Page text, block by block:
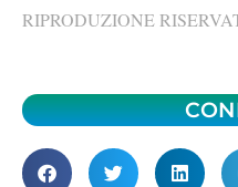
RIPRODUZIONE